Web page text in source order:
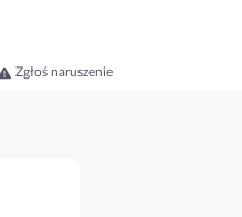
Zgłoś naruszenie